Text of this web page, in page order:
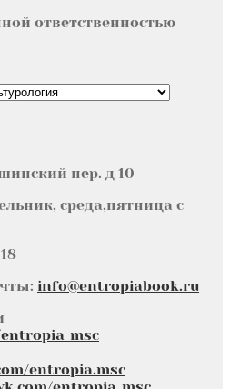
ответственностью
пер. д 10
среда,пятница с
info@entropiabook.ru
entropia.msc